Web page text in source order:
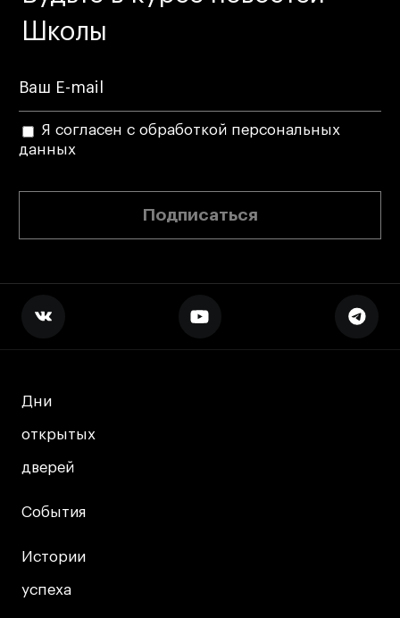
Школы
Я согласен с обработкой персональных
данных
Подписаться
Дни
открытых
дверей
Дни
открытых
дверей
События
События
Истории
успеха
Истории
успеха